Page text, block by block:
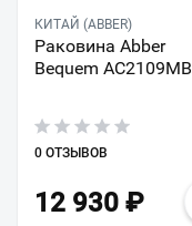
КИТАЙ (ABBER)
Раковина Abber
Bequem AC2109MB
0 ОТЗЫВОВ
12 930 ₽